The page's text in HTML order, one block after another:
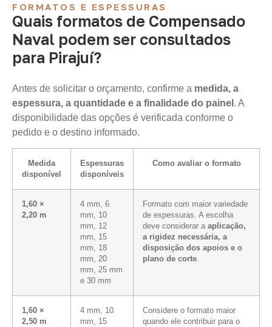
FORMATOS E ESPESSURAS
Quais formatos de Compensado
Naval podem ser consultados
para Pirajuí?
Antes de solicitar o orçamento, confirme a medida, a
espessura, a quantidade e a finalidade do painel . A
disponibilidade das opções é verificada conforme o
pedido e o destino informado.
Medida
disponível
Espessuras
disponíveis
Como avaliar o formato
1,60 ×
2,20 m
4 mm, 6
mm, 10
mm, 12
mm, 15
mm, 18
mm, 20
mm, 25 mm
e 30 mm
Formato com maior variedade
de espessuras. A escolha
deve considerar a aplicação,
a rigidez necessária, a
disposição dos apoios e o
plano de corte.
1,60 ×
2,50 m
4 mm, 10
mm, 15
Considere o formato maior
quando ele contribuir para o